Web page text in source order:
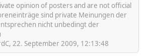
opinion of posters and are not official
sind private Meinungen der
nicht unbedingt der
22. September 2009, 12:13:48